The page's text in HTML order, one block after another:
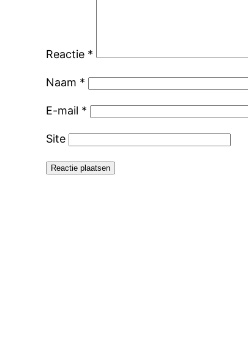
Reactie *
Naam *
E-mail *
Site